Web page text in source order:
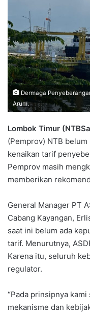
Dermaga
Arum.
Lombok Timur
(Pemprov) NTB
kenaikan tarif
Pemprov masih
memberikan
General Manager PT
Cabang Kayangan,
saat ini belum ada
tarif. Menurutnya,
Karena itu, seluruh
regulator.
“Pada prinsipnya
mekanisme dan